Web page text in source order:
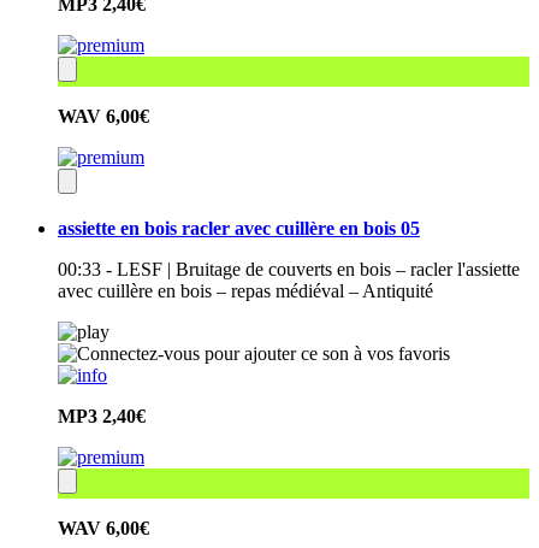
MP3 2,40€
WAV 6,00€
assiette en bois racler avec cuillère en bois 05
00:33 - LESF | Bruitage de couverts en bois – racler l'assiette
avec cuillère en bois – repas médiéval – Antiquité
MP3 2,40€
WAV 6,00€